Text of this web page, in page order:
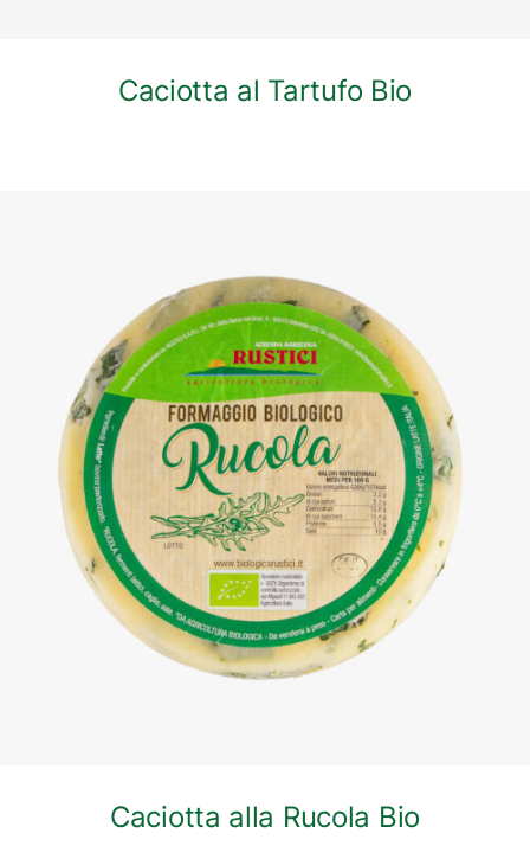
Caciotta al Tartufo Bio
DETTAGLI
Caciotta alla Rucola Bio